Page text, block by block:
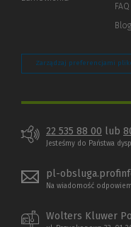
FAQ
Blog
Zarządzaj preferencjami
22 535 88 00 lub
Jesteśmy do Państwa
pl-
Na wiadomość
Wolters Kluwer